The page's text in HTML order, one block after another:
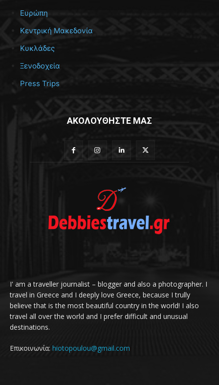
Ευρώπη
Κεντρική Μακεδονία
Κυκλάδες
Ξενοδοχεία
Press Trips
ΑΚΟΛΟΥΘΗΣΤΕ ΜΑΣ
I' am a traveller journalist – blogger and also a photographer. I
travel in Greece and I deeply love Greece, because I trully
believe that is the most beautiful country in the world! I also
travel all over the world and I prefer difficult and unusual
destinations.
Επικοινωνία: hiotopoulou@gmail.com